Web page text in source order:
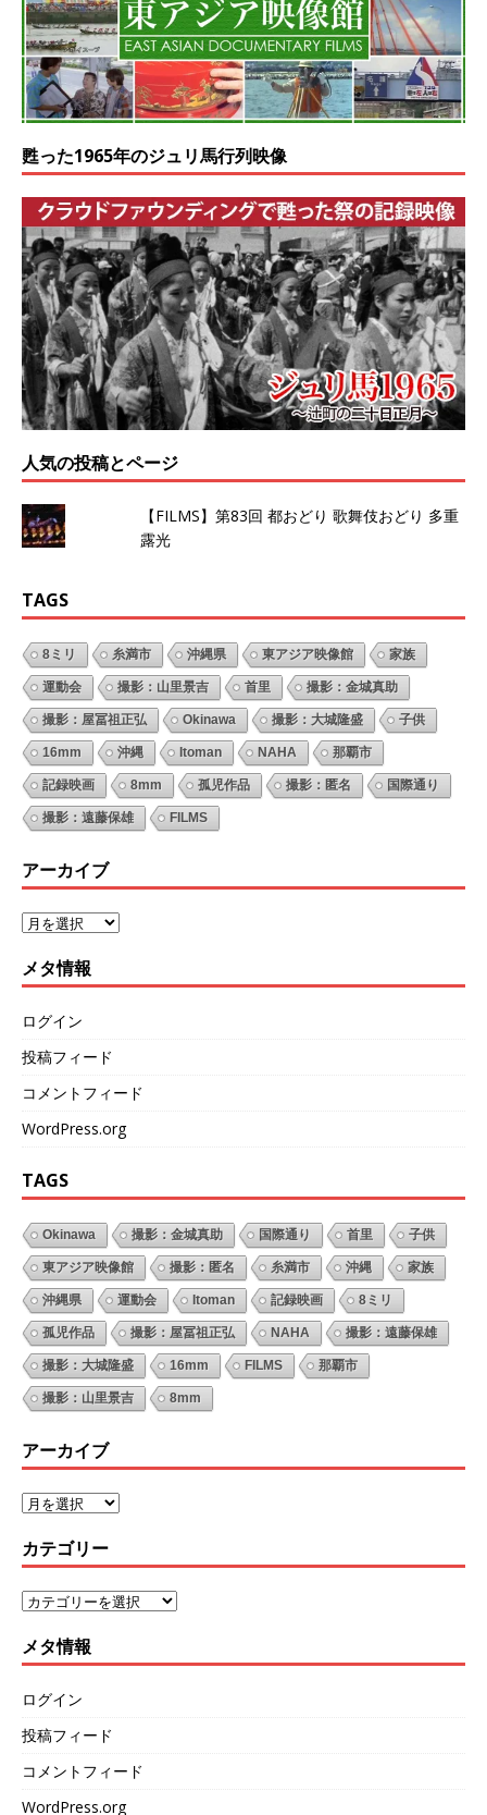
甦った1965年のジュリ馬行列映像
人気の投稿とページ
【FILMS】第83回 都おどり 歌舞伎おどり 多重
露光
TAGS
8ミリ 糸満市 沖縄県 東アジア映像館 家族
運動会 撮影：山里景吉 首里 撮影：金城真助
撮影：屋冨祖正弘 Okinawa 撮影：大城隆盛 子供
16mm 沖縄 Itoman NAHA 那覇市
記録映画 8mm 孤児作品 撮影：匿名 国際通り
撮影：遠藤保雄 FILMS
アーカイブ
メタ情報
ログイン
投稿フィード
コメントフィード
WordPress.org
TAGS
Okinawa 撮影：金城真助 国際通り 首里 子供
東アジア映像館 撮影：匿名 糸満市 沖縄 家族
沖縄県 運動会 Itoman 記録映画 8ミリ
孤児作品 撮影：屋冨祖正弘 NAHA 撮影：遠藤保雄
撮影：大城隆盛 16mm FILMS 那覇市
撮影：山里景吉 8mm
アーカイブ
カテゴリー
メタ情報
ログイン
投稿フィード
コメントフィード
WordPress.org